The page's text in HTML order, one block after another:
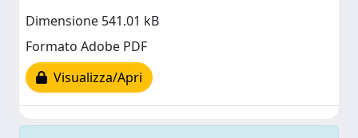
Dimensione 541.01 kB
Formato Adobe PDF
Visualizza/Apri